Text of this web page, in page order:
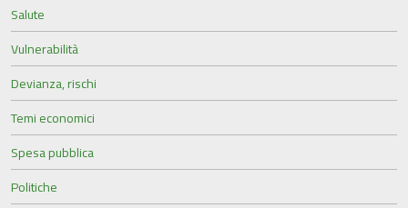
Salute
Vulnerabilità
Devianza, rischi
Temi economici
Spesa pubblica
Politiche